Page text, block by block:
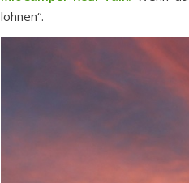
lohnen“.